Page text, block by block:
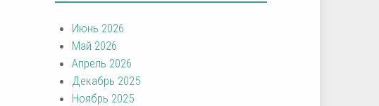
Июнь 2026
Май 2026
Апрель 2026
Декабрь 2025
Ноябрь 2025